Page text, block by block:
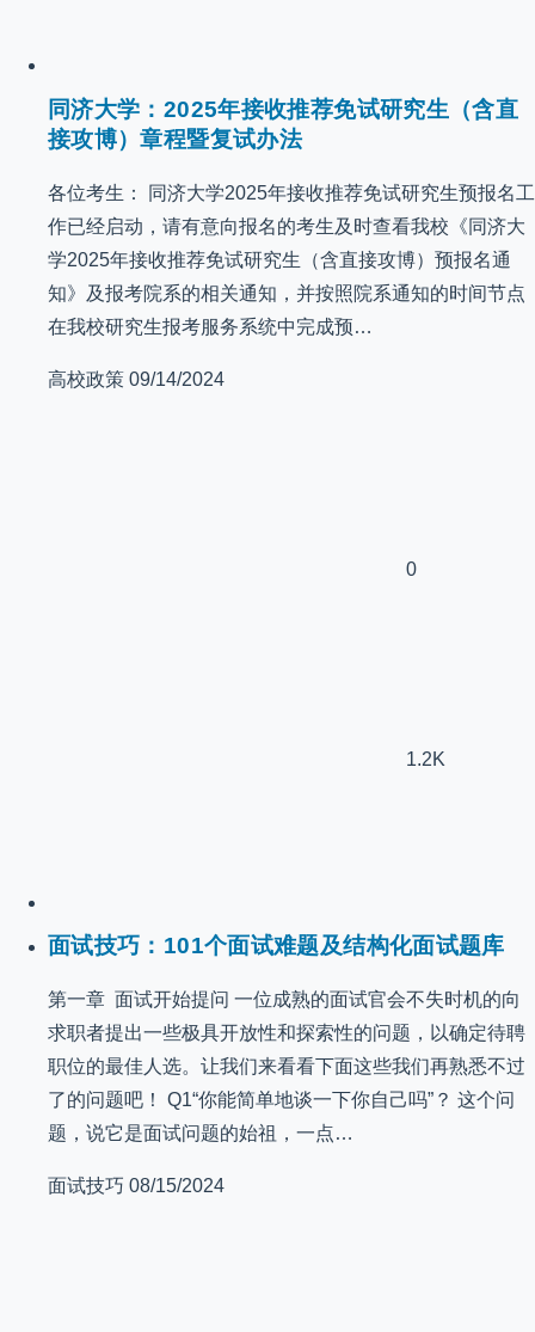
同济大学：2025年接收推荐免试研究生（含直
接攻博）章程暨复试办法
各位考生： 同济大学2025年接收推荐免试研究生预报名工
作已经启动，请有意向报名的考生及时查看我校《同济大
学2025年接收推荐免试研究生（含直接攻博）预报名通
知》及报考院系的相关通知，并按照院系通知的时间节点
在我校研究生报考服务系统中完成预…
高校政策 09/14/2024
0
1.2K
面试技巧：101个面试难题及结构化面试题库
第一章 面试开始提问 一位成熟的面试官会不失时机的向
求职者提出一些极具开放性和探索性的问题，以确定待聘
职位的最佳人选。让我们来看看下面这些我们再熟悉不过
了的问题吧！ Q1“你能简单地谈一下你自己吗”？ 这个问
题，说它是面试问题的始祖，一点…
面试技巧 08/15/2024